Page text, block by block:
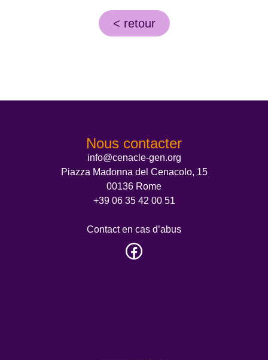
< retour
Nous contacter
info@cenacle-gen.org
Piazza Madonna del Cenacolo, 15
00136 Rome
+39 06 35 42 00 51
Contact en cas d’abus